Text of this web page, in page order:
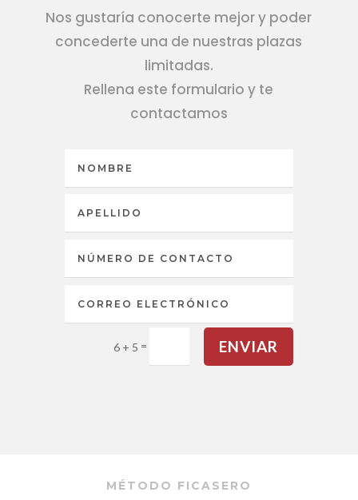
Nos gustaría conocerte mejor y poder
concederte una de nuestras plazas
limitadas.
Rellena este formulario y te
contactamos
6 + 5 = ENVIAR
MÉTODO FICASERO